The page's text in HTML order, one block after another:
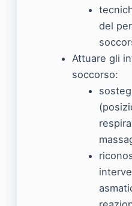
del
Attuare gli
soccorso: